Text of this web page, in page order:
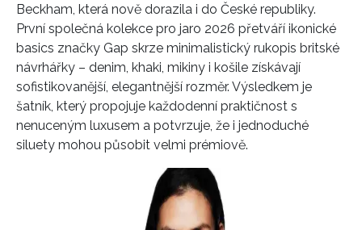
Beckham, která nově dorazila i do České republiky.
První společná kolekce pro jaro 2026 přetváří ikonické
basics značky Gap skrze minimalistický rukopis britské
návrhářky – denim, khaki, mikiny i košile získávají
sofistikovanější, elegantnější rozměr. Výsledkem je
šatník, který propojuje každodenní praktičnost s
nenuceným luxusem a potvrzuje, že i jednoduché
siluety mohou působit velmi prémiově.